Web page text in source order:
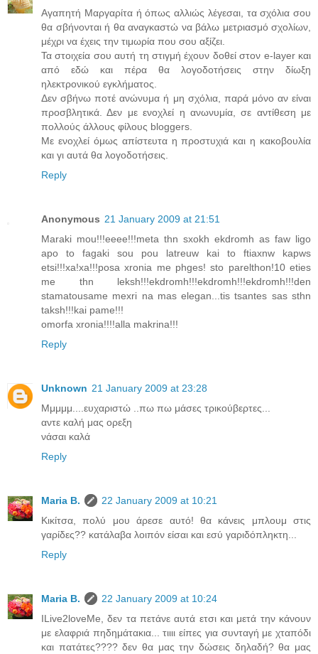
Αγαπητή Μαργαρίτα ή όπως αλλιώς λέγεσαι, τα σχόλια σου
θα σβήνονται ή θα αναγκαστώ να βάλω μετριασμό σχολίων,
μέχρι να έχεις την τιμωρία που σου αξίζει.
Τα στοιχεία σου αυτή τη στιγμή έχουν δοθεί στον e-layer και
από εδώ και πέρα θα λογοδοτήσεις στην δίωξη
ηλεκτρονικού εγκλήματος.
Δεν σβήνω ποτέ ανώνυμα ή μη σχόλια, παρά μόνο αν είναι
προσβλητικά. Δεν με ενοχλεί η ανωνυμία, σε αντίθεση με
πολλούς άλλους φίλους bloggers.
Mε ενοχλεί όμως απίστευτα η προστυχιά και η κακοβουλία
και γι αυτά θα λογοδοτήσεις.
Reply
Anonymous 21 January 2009 at 21:51
Maraki mou!!!eeee!!!meta thn sxokh ekdromh as faw ligo
apo to fagaki sou pou latreuw kai to ftiaxnw kapws
etsi!!!xa!xa!!!posa xronia me phges! sto parelthon!10 eties
me thn leksh!!!ekdromh!!!ekdromh!!!ekdromh!!!den
stamatousame mexri na mas elegan...tis tsantes sas sthn
taksh!!!kai pame!!!
omorfa xronia!!!!alla makrina!!!
Reply
Unknown 21 January 2009 at 23:28
Μμμμμ....ευχαριστώ ..πω πω μάσες τρικούβερτες...
αντε καλή μας ορεξη
νάσαι καλά
Reply
Maria B.
22 January 2009 at 10:21
Κικίτσα, πολύ μου άρεσε αυτό! θα κάνεις μπλουμ στις
γαρίδες?? κατάλαβα λοιπόν είσαι και εσύ γαριδόπληκτη...
Reply
Maria B.
22 January 2009 at 10:24
ILive2loveMe, δεν τα πετάνε αυτά ετσι και μετά την κάνουν
με ελαφριά πηδημάτακια... τιιιι είπες για συνταγή με χταπόδι
και πατάτες???? δεν θα μας την δώσεις δηλαδή? θα μας